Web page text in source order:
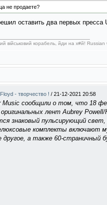
не продаете?
оставить два первых
військовий корабель, йди на х#й!
- творчество ! / 21-12-2021 20:58
Music сообщили о том, что 18
оригинальных лент Aubrey
знаковый пульсирующий
комплекты включают
другое, а также 60-страничный